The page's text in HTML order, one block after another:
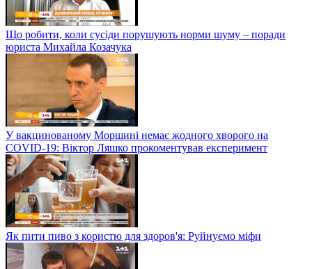
Що робити, коли сусіди порушують норми шуму – поради
юриста Михайла Козачука
У вакцинованому Моршині немає жодного хворого на
COVID-19: Віктор Ляшко прокоментував експеримент
Як пити пиво з користю для здоров'я: Руйнуємо міфи